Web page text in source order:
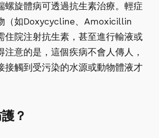
螺旋體病可透過抗生素治療。輕症
（如Doxycycline、Amoxicillin
住院注射抗生素，甚至進行輸液或
注意的是，這個疾病不會人傳人，
接觸到受污染的水源或動物體液才
？